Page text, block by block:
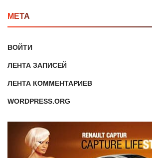
МЕТА
ВОЙТИ
ЛЕНТА ЗАПИСЕЙ
ЛЕНТА КОММЕНТАРИЕВ
WORDPRESS.ORG